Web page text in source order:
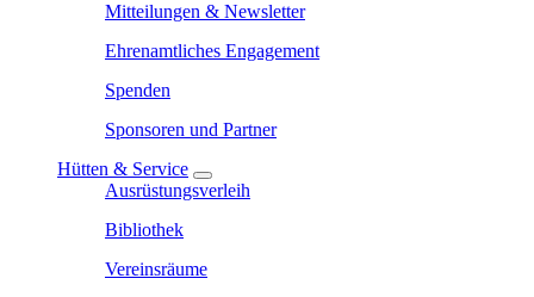
Mitteilungen & Newsletter
Ehrenamtliches Engagement
Spenden
Sponsoren und Partner
Hütten & Service
Ausrüstungsverleih
Bibliothek
Vereinsräume